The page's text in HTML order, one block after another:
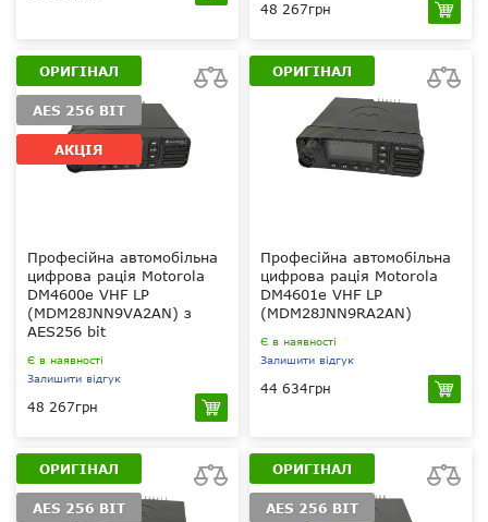
Moto 256 bit, ARC
4 (40 біт), (опціонально
AES256bit)
48 267грн
UHF 403-512 МГц
Moto 256 bit, ARC
4 (40 біт), AES256bit
1000
Професійна автомобільна
цифрова рація Motorola
DM4600e VHF LP
(MDM28JNN9VA2AN) з
AES256 bit
Є в наявності
Залишити відгук
ОРИГІНАЛ
AES 256 BIT
АКЦІЯ
48 267грн
VHF 136-174 МГц
Moto 256 bit, ARC
4 (40 біт), AES256bit
1000
Професійна автомобільна
цифрова рація Motorola
DM4601e VHF LP
(MDM28JNN9RA2AN)
Є в наявності
Залишити відгук
ОРИГІНАЛ
44 634грн
Moto 256 bit, ARC
4 (40 біт), (опціонально
AES256bit)
1000
ОРИГІНАЛ
AES 256 BIT
ОРИГІНАЛ
AES 256 BIT